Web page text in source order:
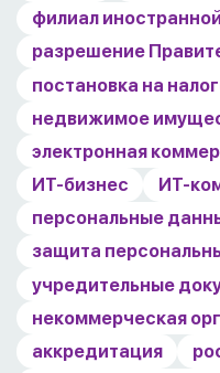
филиал
разрешение
постановка на
недвижимое
электронная
ИТ-бизнес
ИТ-
персональные
защита
учредительные
некоммерческая
аккредитация